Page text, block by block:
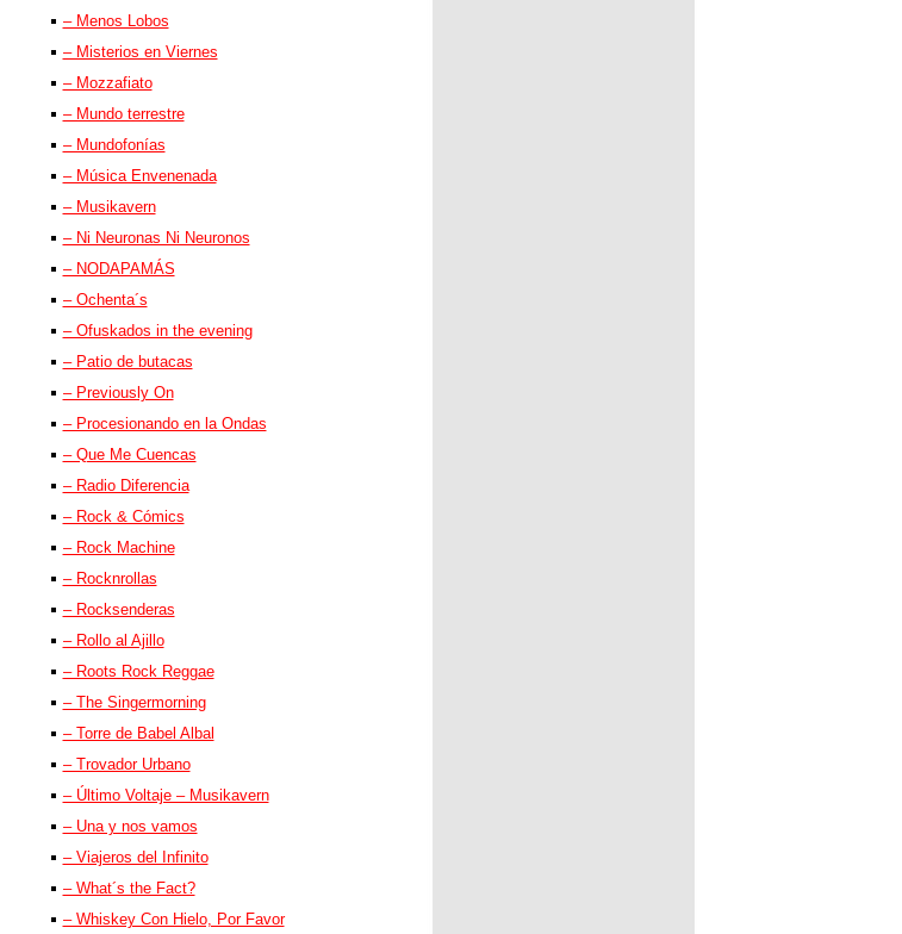
– Menos Lobos
– Misterios en Viernes
– Mozzafiato
– Mundo terrestre
– Mundofonías
– Música Envenenada
– Musikavern
– Ni Neuronas Ni Neuronos
– NODAPAMÁS
– Ochenta´s
– Ofuskados in the evening
– Patio de butacas
– Previously On
– Procesionando en la Ondas
– Que Me Cuencas
– Radio Diferencia
– Rock & Cómics
– Rock Machine
– Rocknrollas
– Rocksenderas
– Rollo al Ajillo
– Roots Rock Reggae
– The Singermorning
– Torre de Babel Albal
– Trovador Urbano
– Último Voltaje – Musikavern
– Una y nos vamos
– Viajeros del Infinito
– What´s the Fact?
– Whiskey Con Hielo, Por Favor